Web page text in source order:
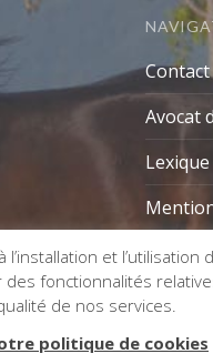
Contact
Avocat
et
fonctionnalités
de nos services.
politique de cookies